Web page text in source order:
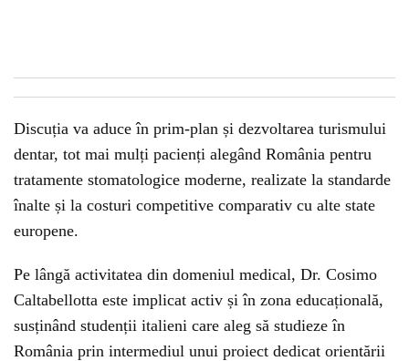
Discuția va aduce în prim-plan și dezvoltarea turismului
dentar, tot mai mulți pacienți alegând România pentru
tratamente stomatologice moderne, realizate la standarde
înalte și la costuri competitive comparativ cu alte state
europene.
Pe lângă activitatea din domeniul medical, Dr. Cosimo
Caltabellotta este implicat activ și în zona educațională,
susținând studenții italieni care aleg să studieze în
România prin intermediul unui proiect dedicat orientării